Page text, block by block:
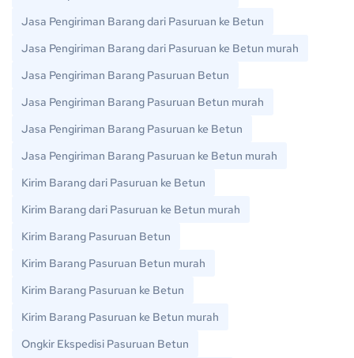
Jasa Pengiriman Barang dari Pasuruan ke Betun
Jasa Pengiriman Barang dari Pasuruan ke Betun murah
Jasa Pengiriman Barang Pasuruan Betun
Jasa Pengiriman Barang Pasuruan Betun murah
Jasa Pengiriman Barang Pasuruan ke Betun
Jasa Pengiriman Barang Pasuruan ke Betun murah
Kirim Barang dari Pasuruan ke Betun
Kirim Barang dari Pasuruan ke Betun murah
Kirim Barang Pasuruan Betun
Kirim Barang Pasuruan Betun murah
Kirim Barang Pasuruan ke Betun
Kirim Barang Pasuruan ke Betun murah
Ongkir Ekspedisi Pasuruan Betun